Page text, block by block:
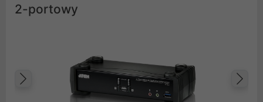
2-portowy
Poprzedni